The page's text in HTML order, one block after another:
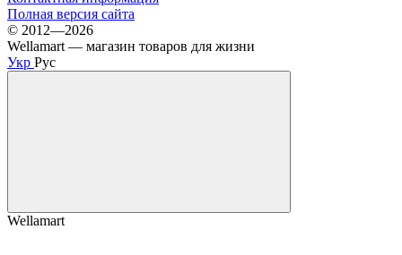
Полная версия сайта
© 2012—2026
Wellamart — магазин товаров для жизни
Укр Рус
Wellamart